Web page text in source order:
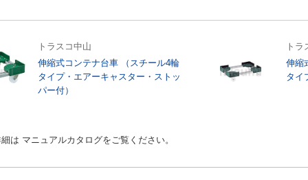
トラスコ中山
伸縮式コンテナ台車 （スチール4輪
タイプ・エアーキャスター・ストッ
パー付）
トラ
伸縮
タイ
は マニュアルカタログをご覧ください。